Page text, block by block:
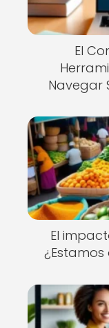
El
Navegar
El